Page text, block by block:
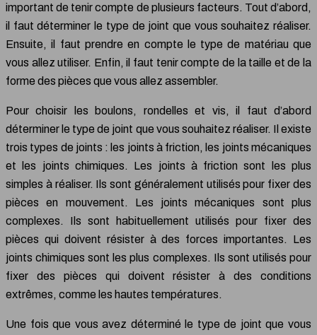
important de tenir compte de plusieurs facteurs. Tout d’abord,
il faut déterminer le type de joint que vous souhaitez réaliser.
Ensuite, il faut prendre en compte le type de matériau que
vous allez utiliser. Enfin, il faut tenir compte de la taille et de la
forme des pièces que vous allez assembler.
Pour choisir les boulons, rondelles et vis, il faut d’abord
déterminer le type de joint que vous souhaitez réaliser. Il existe
trois types de joints : les joints à friction, les joints mécaniques
et les joints chimiques. Les joints à friction sont les plus
simples à réaliser. Ils sont généralement utilisés pour fixer des
pièces en mouvement. Les joints mécaniques sont plus
complexes. Ils sont habituellement utilisés pour fixer des
pièces qui doivent résister à des forces importantes. Les
joints chimiques sont les plus complexes. Ils sont utilisés pour
fixer des pièces qui doivent résister à des conditions
extrêmes, comme les hautes températures.
Une fois que vous avez déterminé le type de joint que vous